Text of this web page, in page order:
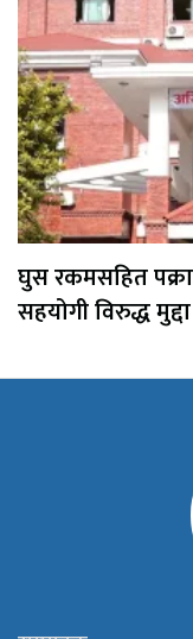
घुस रकमसहित
सहयोगी विरुद्ध मुद्दा